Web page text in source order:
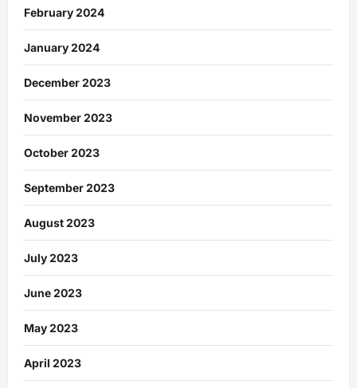
February 2024
January 2024
December 2023
November 2023
October 2023
September 2023
August 2023
July 2023
June 2023
May 2023
April 2023